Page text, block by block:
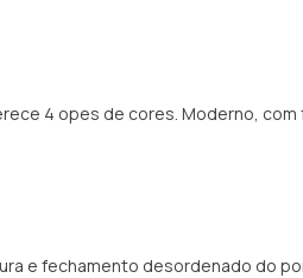
4 opes de cores. Moderno,
e fechamento desordenado do